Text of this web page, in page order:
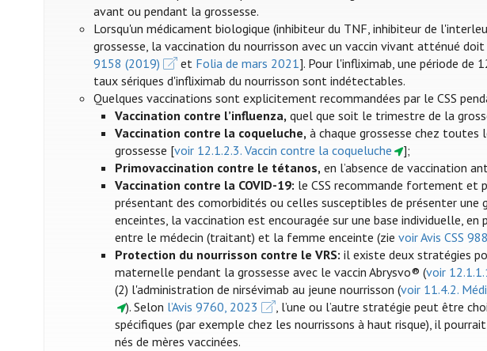
avant ou pendant la grossesse.
Lorsqu'un médicament biologique (inhibiteur du TNF, inhibiteur de
grossesse, la vaccination du nourrisson avec un vaccin vivant atténué
9158 (2019)
et Folia de mars 2021]. Pour l'infliximab, une période de
taux sériques d'infliximab du nourrisson sont indétectables.
Quelques vaccinations sont explicitement recommandées par le CSS
Vaccination contre l’influenza,quel que soit le trimestre de la
Vaccination contre la coqueluche, à chaque grossesse chez
grossesse [voir 12.1.2.3. Vaccin contre la coqueluche
];
Primovaccination contre le tétanos, en l’absence de vaccination
Vaccination contre la COVID-19: le CSS recommande fortement et
présentant des comorbidités ou celles susceptibles de présenter une
enceintes, la vaccination est encouragée sur une base individuelle,
entre le médecin (traitant) et la femme enceinte (zie voir Avis CSS
Protection du nourrisson contre le VRS: il existe deux stratégies
maternelle pendant la grossesse avec le vaccin Abrysvo® (voir
(2) l'administration de nirsévimab au jeune nourrisson (voir 11.4.2.
). Selon l’Avis 9760, 2023
, l’une ou l’autre stratégie peut être
spécifiques (par exemple chez les nourrissons à haut risque), il
nés de mères vaccinées.